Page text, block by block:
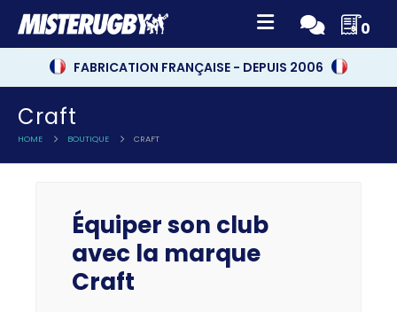
0
FABRICATION FRANÇAISE - DEPUIS 2006
Craft
HOME BOUTIQUE CRAFT
Équiper son club
avec la marque
Craft